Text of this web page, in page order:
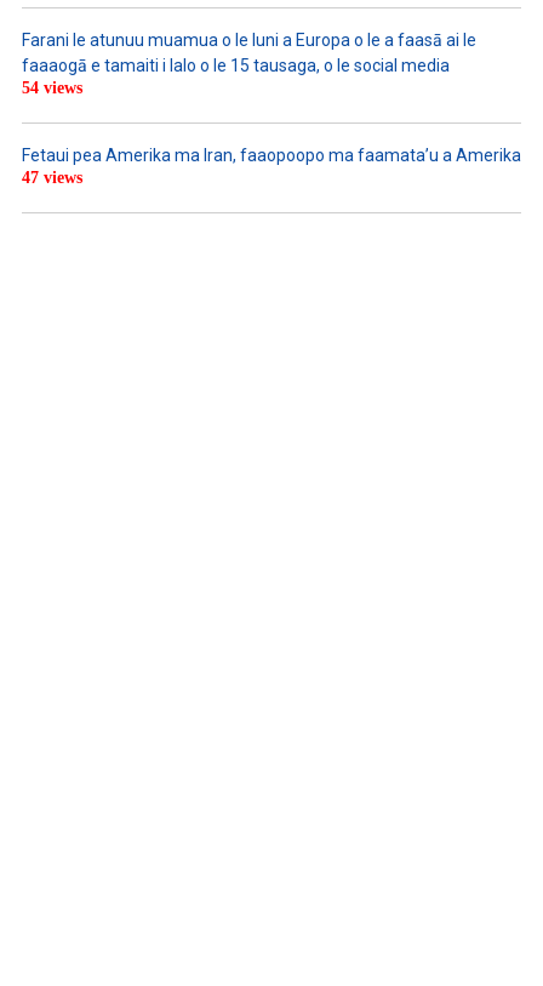
Farani le atunuu muamua o le Iuni a Europa o le a faasā ai le
faaaogā e tamaiti i lalo o le 15 tausaga, o le social media
54 views
Fetaui pea Amerika ma Iran, faaopoopo ma faamata’u a Amerika
47 views